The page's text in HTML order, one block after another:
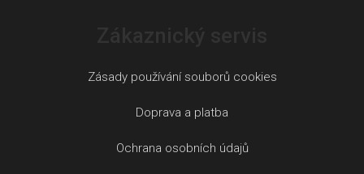
Zásady používání souborů cookies
Doprava a platba
Ochrana osobních údajů